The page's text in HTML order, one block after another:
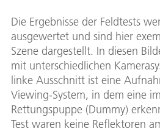
Die Ergebnisse der Feldtests
ausgewertet und sind hier
Szene dargestellt. In diesen
mit unterschiedlichen
linke Ausschnitt ist eine
Viewing-System, in dem eine
Rettungspuppe (Dummy)
Test waren keine Reflektoren